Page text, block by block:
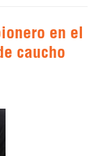
en el
caucho